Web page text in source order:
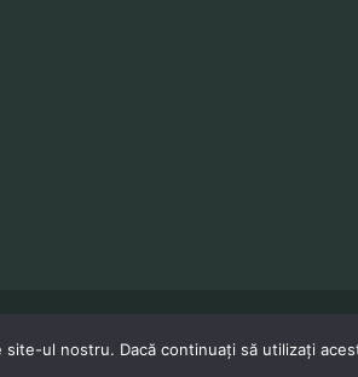
rezervate 2023. Realizat de ProWeb
ul nostru. Dacă continuați să utilizați